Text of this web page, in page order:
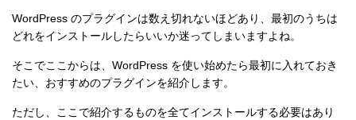
WordPress のプラグインは数え切れないほどあり、最初のうちは
どれをインストールしたらいいか迷ってしまいますよね。
そこでここからは、WordPress を使い始めたら最初に入れておき
たい、おすすめのプラグインを紹介します。
ただし、ここで紹介するものを全てインストールする必要はあり